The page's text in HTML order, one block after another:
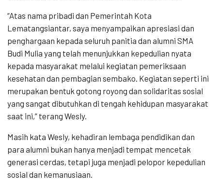
“Atas nama pribadi dan Pemerintah Kota
Lematangsiantar, saya menyampaikan apresiasi dan
penghargaan kepada seluruh panitia dan alumni SMA
Budi Mulia yang telah menunjukkan kepedulian nyata
kepada masyarakat melalui kegiatan pemeriksaan
kesehatan dan pembagian sembako. Kegiatan seperti ini
merupakan bentuk gotong royong dan solidaritas sosial
yang sangat dibutuhkan di tengah kehidupan masyarakat
saat ini,” terang Wesly.
Masih kata Wesly, kehadiran lembaga pendidikan dan
para alumni bukan hanya menjadi tempat mencetak
generasi cerdas, tetapi juga menjadi pelopor kepedulian
sosial dan kemanusiaan.